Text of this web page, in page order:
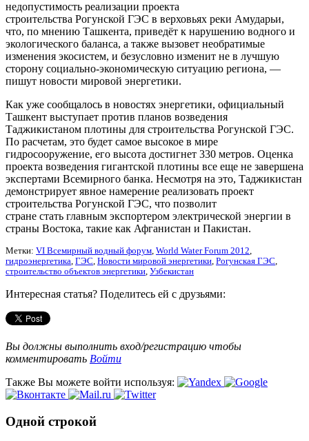
недопустимость реализации проекта
строительства Рогунской ГЭС в верховьях реки Амударьи,
что, по мнению Ташкента, приведёт к нарушению водного и
экологического баланса, а также вызовет необратимые
изменения экосистем, и безусловно изменит не в лучшую
сторону социально-экономическую ситуацию региона, —
пишут новости мировой энергетики.
Как уже сообщалось в новостях энергетики, официальный
Ташкент выступает против планов возведения
Таджикистаном плотины для строительства Рогунской ГЭС.
По расчетам, это будет самое высокое в мире
гидросооружение, его высота достигнет 330 метров. Оценка
проекта возведения гигантской плотины все еще не завершена
экспертами Всемирного банка. Несмотря на это, Таджикистан
демонстрирует явное намерение реализовать проект
строительства Рогунской ГЭС, что позволит
стране стать главным экспортером электрической энергии в
страны Востока, такие как Афганистан и Пакистан.
Метки: VI Всемирный водный форум, World Water Forum 2012,
гидроэнергетика, ГЭС, Новости мировой энергетики, Рогунская ГЭС,
строительство объектов энергетики, Узбекистан
Интересная статья? Поделитесь ей с друзьями:
Вы должны выполнить вход/регистрацию чтобы
комментировать Войти
Также Вы можете войти используя:
Одной строкой